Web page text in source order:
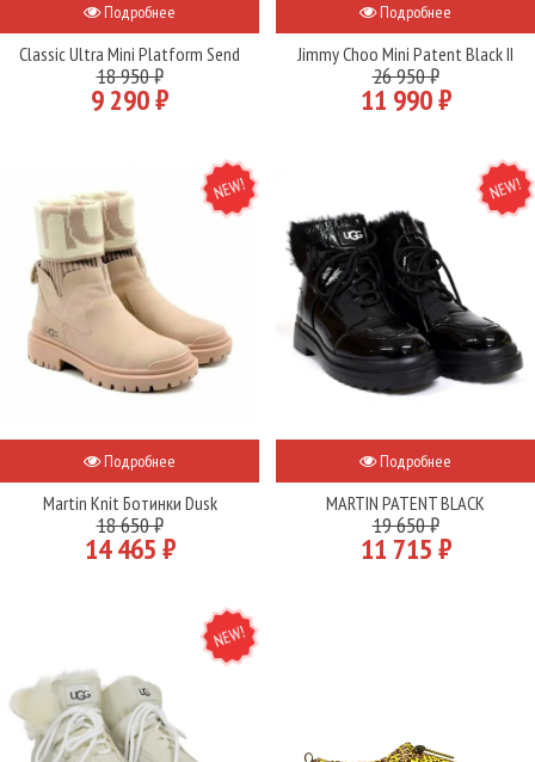
Подробнее
Classic Ultra Mini Platform Send
18 950 ₽
9 290 ₽
Подробнее
Jimmy Choo Mini Patent Black II
26 950 ₽
11 990 ₽
NEW
Подробнее
Martin Knit Ботинки Dusk
18 650 ₽
14 465 ₽
NEW
Подробнее
MARTIN PATENT BLACK
19 650 ₽
11 715 ₽
NEW